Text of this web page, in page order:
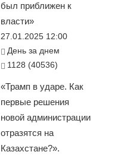
был приближен к
власти»
27.01.2025 12:00
День за днем
1128 (40536)
«Трамп в ударе. Как
первые решения
новой администрации
отразятся на
Казахстане?».